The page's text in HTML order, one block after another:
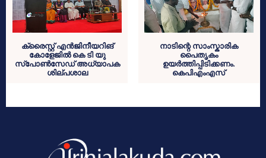
ക്രൈസ്റ്റ് എൻജിനീയറിങ്
കോളേജിൽ കെ ടി യു
സ്പോൺസേഡ് അധ്യാപക
ശില്പശാല
നാടിന്റെ സാംസ്കാരിക
പൈതൃകം
ഉയർത്തിപ്പിടിക്കണം.
കെപിഎംഎസ്